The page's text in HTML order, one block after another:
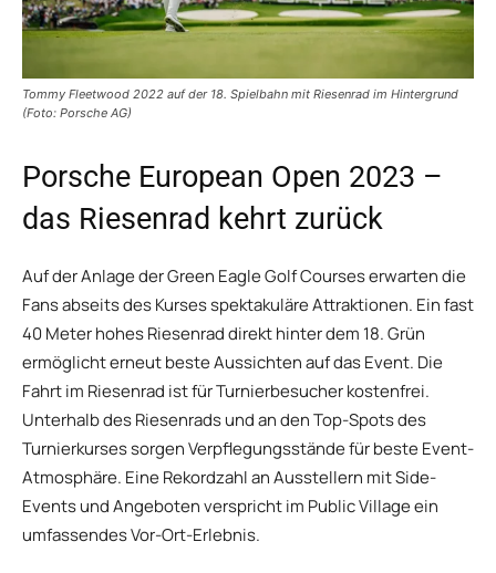
Tommy Fleetwood 2022 auf der 18. Spielbahn mit Riesenrad im Hintergrund
(Foto: Porsche AG)
Porsche European Open 2023 –
das Riesenrad kehrt zurück
Auf der Anlage der Green Eagle Golf Courses erwarten die
Fans abseits des Kurses spektakuläre Attraktionen. Ein fast
40 Meter hohes Riesenrad direkt hinter dem 18. Grün
ermöglicht erneut beste Aussichten auf das Event. Die
Fahrt im Riesenrad ist für Turnierbesucher kostenfrei.
Unterhalb des Riesenrads und an den Top-Spots des
Turnierkurses sorgen Verpflegungsstände für beste Event-
Atmosphäre. Eine Rekordzahl an Ausstellern mit Side-
Events und Angeboten verspricht im Public Village ein
umfassendes Vor-Ort-Erlebnis.